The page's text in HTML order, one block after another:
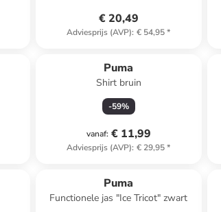
€ 20,49
Adviesprijs (AVP): € 54,95*
Puma
Shirt bruin
-59%
vanaf: € 11,99
Adviesprijs (AVP): € 29,95*
Puma
Functionele jas "Ice Tricot" zwart